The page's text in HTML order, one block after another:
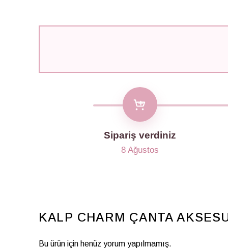
Sipariş verdiniz
8 Ağustos
KALP CHARM ÇANTA
Bu ürün için henüz yorum yapılmamış.